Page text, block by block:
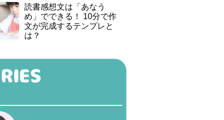
読書感想文は「あなう
め」でできる！ 10分で作
文が完成するテンプレと
は？